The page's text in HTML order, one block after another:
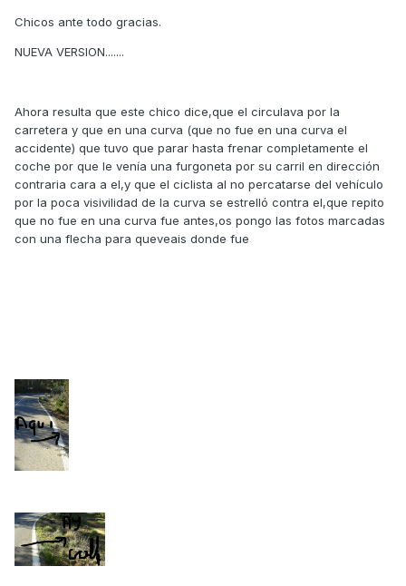
Chicos ante todo gracias.
NUEVA VERSION.......
Ahora resulta que este chico dice,que el circulava por la
carretera y que en una curva (que no fue en una curva el
accidente) que tuvo que parar hasta frenar completamente el
coche por que le venía una furgoneta por su carril en dirección
contraria cara a el,y que el ciclista al no percatarse del vehículo
por la poca visivilidad de la curva se estrelló contra el,que repito
que no fue en una curva fue antes,os pongo las fotos marcadas
con una flecha para queveais donde fue